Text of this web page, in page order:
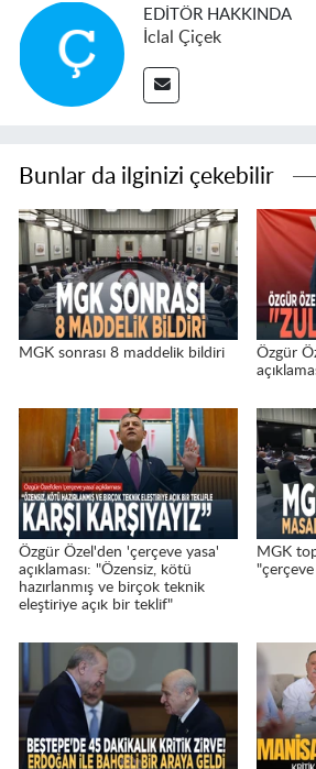
EDITÖR HAKKINDA
İclal Çiçek
Bunlar da ilginizi çekebilir
MGK sonrası 8 maddelik bildiri
Özgür
Özgür Özel'den 'çerçeve yasa'
açıklaması: "Özensiz, kötü
hazırlanmış ve birçok teknik
eleştiriye açık bir teklif"
MGK